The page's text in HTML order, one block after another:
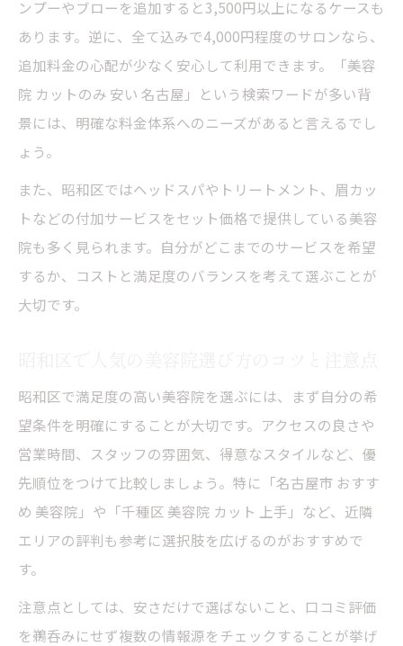
口コミやスタッフ対応も美容院選びの重要
カット料金の安さ以外に注目したい満足感
予約前に確認すべき美容院のサービスと内
容
ンプーやブローを追加すると3,500円以上になるケースも
あります。逆に、全て込みで4,000円程度のサロンなら、
追加料金の心配が少なく安心して利用できます。「美容
院 カットのみ 安い 名古屋」という検索ワードが多い背
景には、明確な料金体系へのニーズがあると言えるでし
ょう。
また、昭和区ではヘッドスパやトリートメント、眉カッ
トなどの付加サービスをセット価格で提供している美容
院も多く見られます。自分がどこまでのサービスを希望
するか、コストと満足度のバランスを考えて選ぶことが
大切です。
昭和区で満足度の高い美容院を選ぶには、まず自分の希
望条件を明確にすることが大切です。アクセスの良さや
営業時間、スタッフの雰囲気、得意なスタイルなど、優
先順位をつけて比較しましょう。特に「名古屋市 おすす
め 美容院」や「千種区 美容院 カット 上手」など、近隣
エリアの評判も参考に選択肢を広げるのがおすすめで
す。
注意点としては、安さだけで選ばないこと、口コミ評価
を鵜呑みにせず複数の情報源をチェックすることが挙げ